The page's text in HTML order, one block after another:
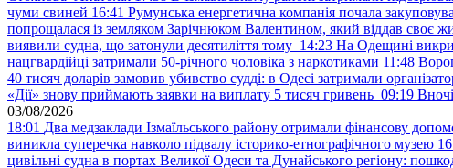
чуми свиней 16:41 Румунська енергетична компанія почала
попрощалася із земляком Зарічнюком Валентином, який віддав своє
виявили судна, що затонули десятиліття тому 14:23 На Одещині
нацгвардійці затримали 50-річного чоловіка з наркотиками 11:48
40 тисяч доларів замовив убивство судді: в Одесі затримали
«Дії» знову приймають заявки на виплату 5 тисяч гривень 09:19
03/08/2026
18:01 Два медзаклади Ізмаїльського району отримали фінансову
виникла суперечка навколо підвалу історико-етнографічного музею
цивільні судна в портах Великої Одеси та Дунайського регіону: